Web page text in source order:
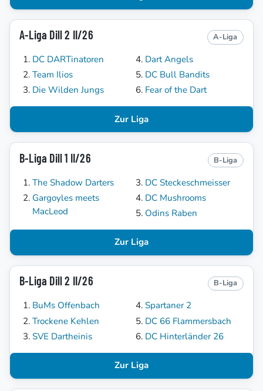
A-Liga Dill 2 II/26 A-Liga
DC DARTinatoren
Team Ilios
Die Wilden Jungs
Dart Angels
DC Bull Bandits
Fear of the Dart
Zur Liga
B-Liga Dill 1 II/26 B-Liga
The Shadow Darters
Gargoyles meets
MacLeod
DC Steckeschmeisser
DC Mushrooms
Odins Raben
Zur Liga
B-Liga Dill 2 II/26 B-Liga
BuMs Offenbach
Trockene Kehlen
SVE Dartheinis
Spartaner 2
DC 66 Flammersbach
DC Hinterländer 26
Zur Liga